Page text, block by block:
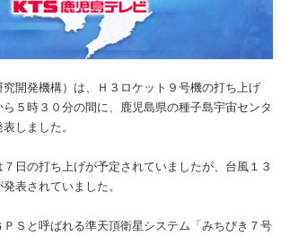
究開発機構）は、Ｈ３ロケット９号機の打ち上げ
５時３０分の間に、鹿児島県の種子島宇宙センタ
しました。
日の打ち上げが予定されていましたが、台風１３
表されていました。
Ｓと呼ばれる準天頂衛星システム「みちびき７号